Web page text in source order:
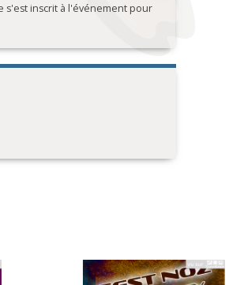
s'est inscrit à l'événement pour